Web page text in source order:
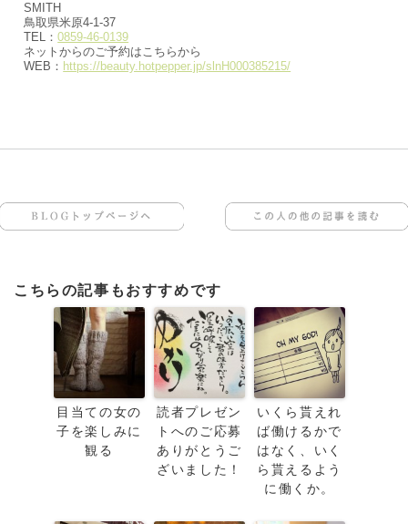
SMITH
鳥取県米原4-1-37
TEL：0859-46-0139
ネットからのご予約はこちらから
WEB： https://beauty.hotpepper.jp/slnH000385215/
BLOGトップページへ この人の他の記事を読む
こちらの記事もおすすめです
目当ての女の
子を楽しみに
観る
読者プレゼン
トへのご応募
ありがとうご
ざいました！
いくら貰えれ
ば働けるかで
はなく、いく
ら貰えるよう
に働くか。